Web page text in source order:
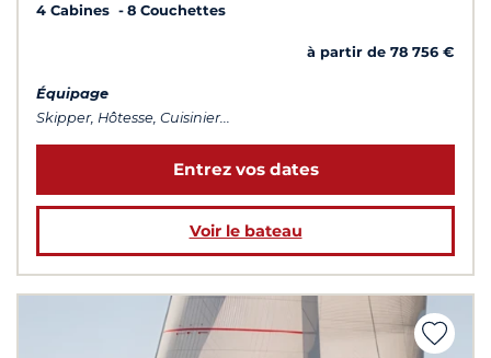
4 Cabines
8 Couchettes
à partir de 78 756 €
Équipage
Skipper, Hôtesse, Cuisinier...
Entrez vos dates
Voir le bateau